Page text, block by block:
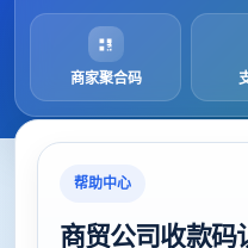
商家聚合码
帮助中心
商贸公司收款码